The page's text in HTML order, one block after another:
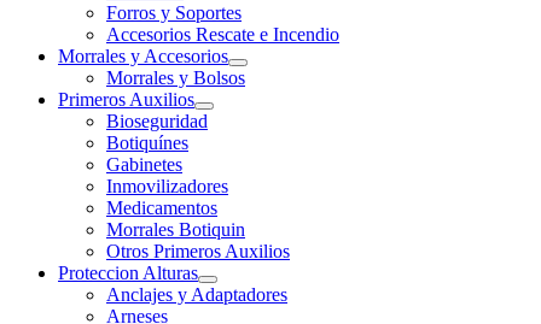
Forros y Soportes
Accesorios Rescate e Incendio
Morrales y Accesorios
Morrales y Bolsos
Primeros Auxilios
Bioseguridad
Botiquínes
Gabinetes
Inmovilizadores
Medicamentos
Morrales Botiquin
Otros Primeros Auxilios
Proteccion Alturas
Anclajes y Adaptadores
Arneses